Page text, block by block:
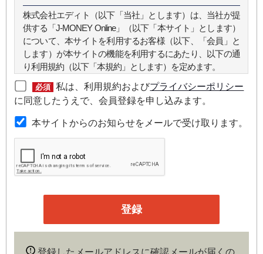
株式会社エディト（以下「当社」とします）は、当社が提
供する「J-MONEY Online」（以下「本サイト」とします）
について、本サイトを利用するお客様（以下、「会員」と
します）が本サイトの機能を利用するにあたり、以下の通
り利用規約（以下「本規約」とします）を定めます。
第２条（本規約の範囲）
本規約は本サイトが提供するサービスについて規定したも
のです。
第３条（会員）
本サイトの会員は、機関投資家や金融機関の役職員、事業
企業や官公庁、研究機関などの役職員、もしくは専門家の
いずれかに該当していることを条件とし、登録の申し込み
を行うには、当社が入会を承諾した時点で、本会員規約の
必須 私は、利用規約およびプライバシーポリシー
に同意したうえで、会員登録を申し込みます。
本サイトからのお知らせをメールで受け取ります。
登録したメールアドレスに確認メールが届くの